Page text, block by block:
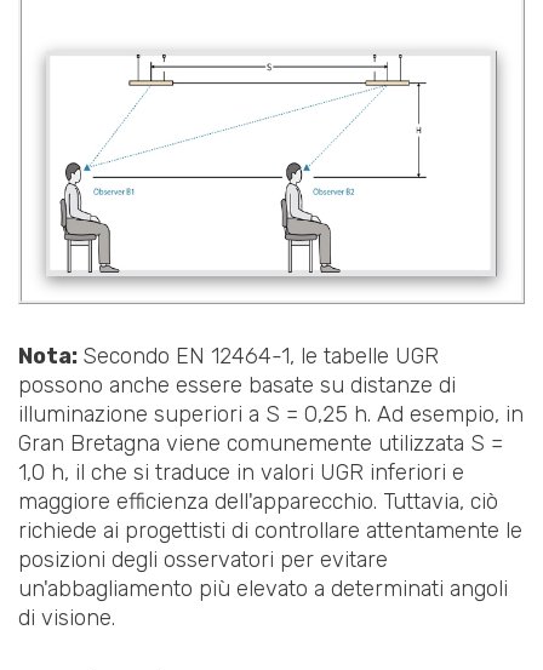
Nota: Secondo EN 12464-1, le tabelle UGR
possono anche essere basate su distanze di
illuminazione superiori a S = 0,25 h. Ad esempio, in
Gran Bretagna viene comunemente utilizzata S =
1,0 h, il che si traduce in valori UGR inferiori e
maggiore efficienza dell'apparecchio. Tuttavia, ciò
richiede ai progettisti di controllare attentamente le
posizioni degli osservatori per evitare
un'abbagliamento più elevato a determinati angoli
di visione.